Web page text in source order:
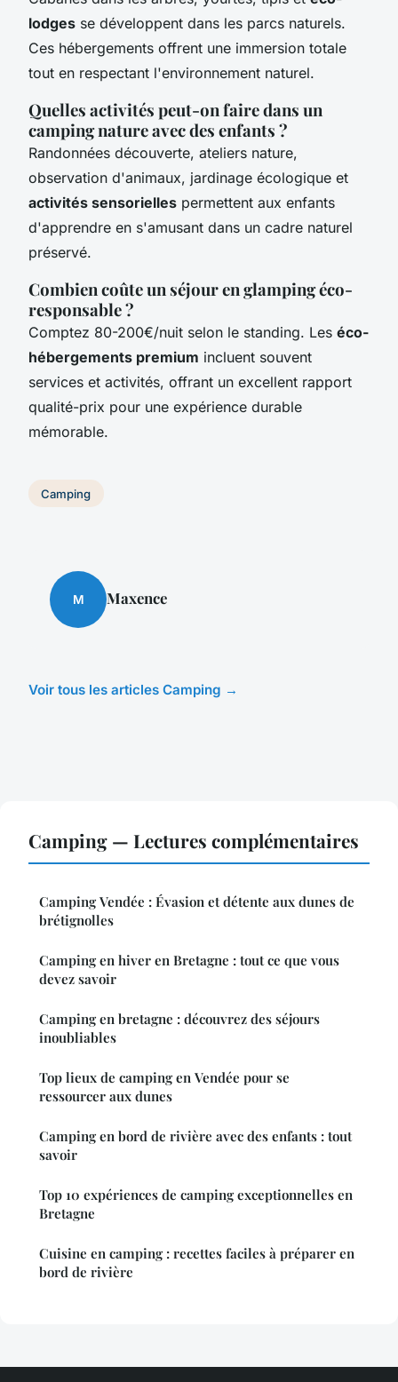
lodges se développent dans les parcs naturels.
Ces hébergements offrent une immersion totale
tout en respectant l'environnement naturel.
Quelles activités peut-on faire dans un
camping nature avec des enfants ?
Randonnées découverte, ateliers nature,
observation d'animaux, jardinage écologique et
activités sensorielles permettent aux enfants
d'apprendre en s'amusant dans un cadre naturel
préservé.
Combien coûte un séjour en glamping éco-
responsable ?
Comptez 80-200€/nuit selon le standing. Les éco-
hébergements premium incluent souvent
services et activités, offrant un excellent rapport
qualité-prix pour une expérience durable
mémorable.
Camping
M Maxence
Voir tous les articles Camping →
Camping — Lectures complémentaires
Camping Vendée : Évasion et détente aux dunes de
brétignolles
Camping en hiver en Bretagne : tout ce que vous
devez savoir
Camping en bretagne : découvrez des séjours
inoubliables
Top lieux de camping en Vendée pour se
ressourcer aux dunes
Camping en bord de rivière avec des enfants : tout
savoir
Top 10 expériences de camping exceptionnelles en
Bretagne
Cuisine en camping : recettes faciles à préparer en
bord de rivière